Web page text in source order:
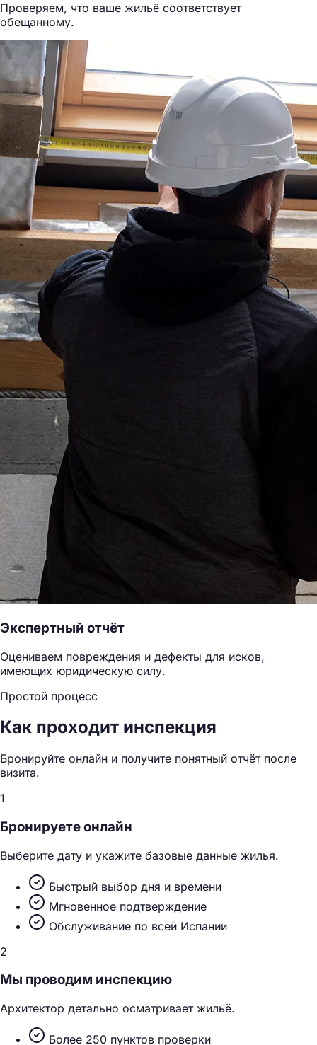
Проверяем, что ваше жильё соответствует
обещанному.
Экспертный отчёт
Оцениваем повреждения и дефекты для исков,
имеющих юридическую силу.
Простой процесс
Как проходит инспекция
Бронируйте онлайн и получите понятный отчёт после
визита.
1
Бронируете онлайн
Выберите дату и укажите базовые данные жилья.
Быстрый выбор дня и времени
Мгновенное подтверждение
Обслуживание по всей Испании
2
Мы проводим инспекцию
Архитектор детально осматривает жильё.
Более 250 пунктов проверки